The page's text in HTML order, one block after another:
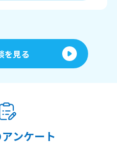
を見る
ンケート